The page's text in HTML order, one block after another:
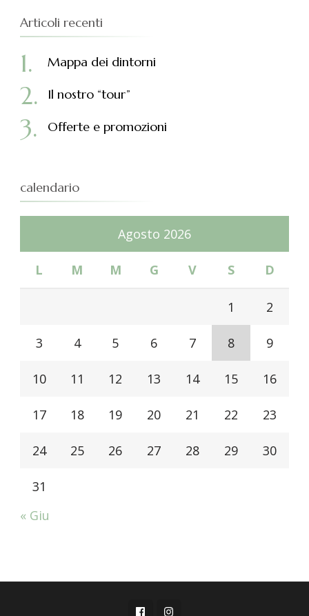
Articoli recenti
Mappa dei dintorni
Il nostro “tour”
Offerte e promozioni
calendario
Agosto 2026
L M M G V S D
1 2
3 4 5 6 7 8 9
10 11 12 13 14 15 16
17 18 19 20 21 22 23
24 25 26 27 28 29 30
31
« Giu